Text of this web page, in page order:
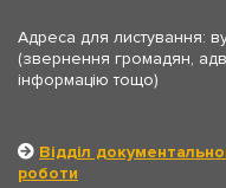
Адреса для листування:
(звернення громадян,
інформацію тощо)
Відділ
роботи